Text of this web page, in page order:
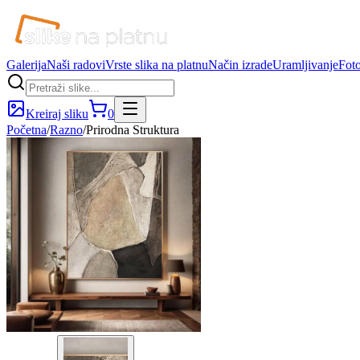
GalerijaNaši radoviVrste slika na platnuNačin izradeUramljivanje
Kreiraj sliku
0
Početna/Razno/Prirodna Struktura